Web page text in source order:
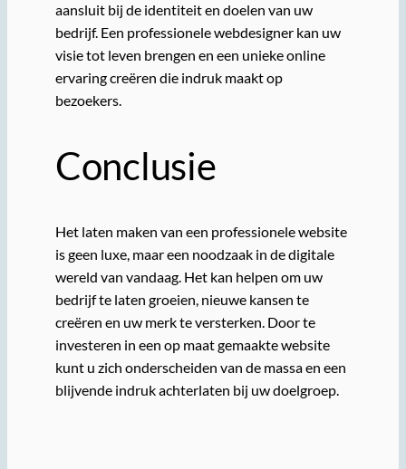
aansluit bij de identiteit en doelen van uw
bedrijf. Een professionele webdesigner kan uw
visie tot leven brengen en een unieke online
ervaring creëren die indruk maakt op
bezoekers.
Conclusie
Het laten maken van een professionele website
is geen luxe, maar een noodzaak in de digitale
wereld van vandaag. Het kan helpen om uw
bedrijf te laten groeien, nieuwe kansen te
creëren en uw merk te versterken. Door te
investeren in een op maat gemaakte website
kunt u zich onderscheiden van de massa en een
blijvende indruk achterlaten bij uw doelgroep.